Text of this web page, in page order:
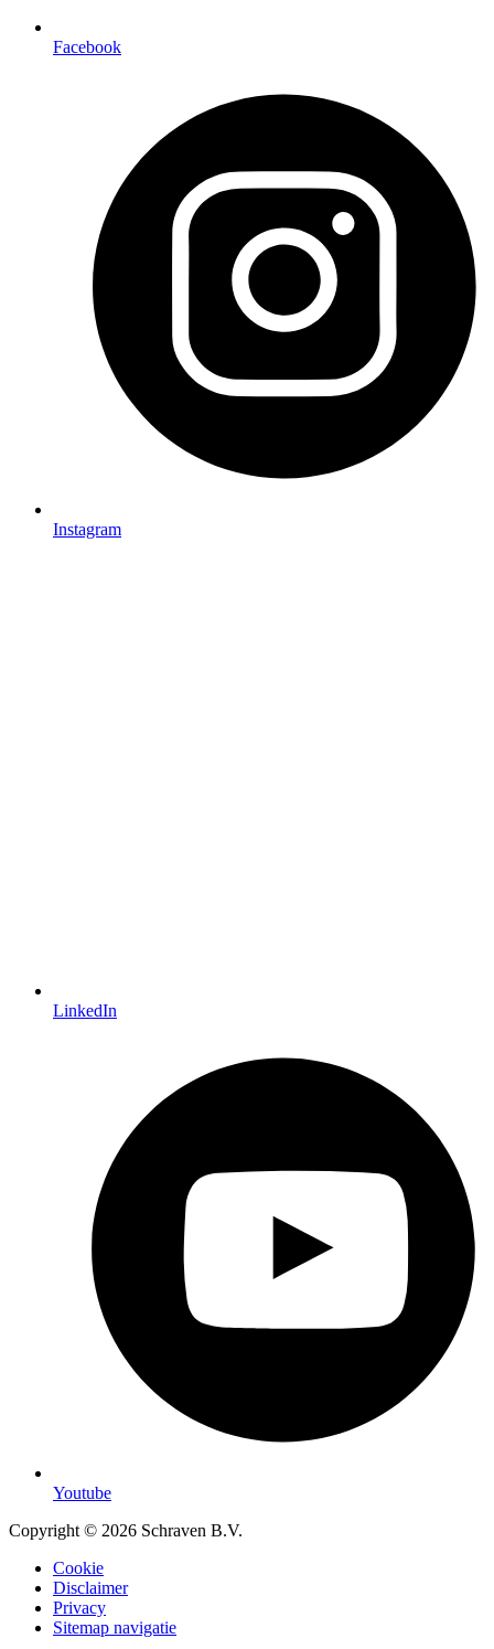
Facebook
Instagram
LinkedIn
Youtube
Copyright © 2026 Schraven B.V.
Cookie
Disclaimer
Privacy
Sitemap navigatie